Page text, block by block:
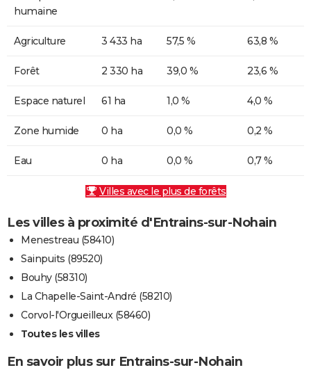
humaine
Agriculture 3 433 ha 57,5 % 63,8 %
Forêt 2 330 ha 39,0 % 23,6 %
Espace naturel 61 ha 1,0 % 4,0 %
Zone humide 0 ha 0,0 % 0,2 %
Eau 0 ha 0,0 % 0,7 %
Villes avec le plus de forêts
Les villes à proximité d'Entrains-sur-Nohain
Menestreau (58410)
Sainpuits (89520)
Bouhy (58310)
La Chapelle-Saint-André (58210)
Corvol-l'Orgueilleux (58460)
Toutes les villes
En savoir plus sur Entrains-sur-Nohain